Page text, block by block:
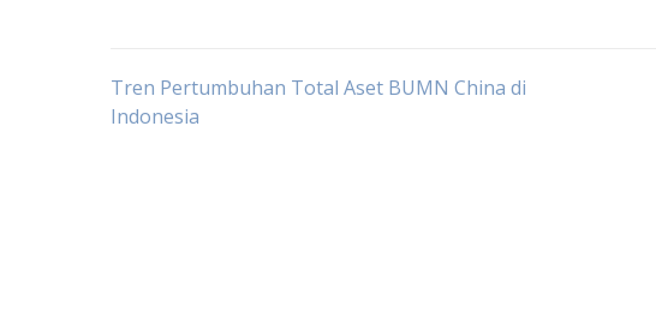
Post
Tren Pertumbuhan Total Aset BUMN China di
Indonesia